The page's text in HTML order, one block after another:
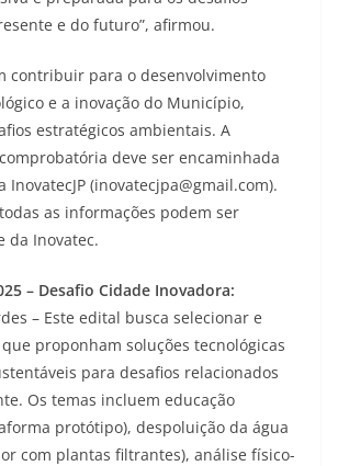
e do futuro”, afirmou.
contribuir para o desenvolvimento
e a inovação do Município,
estratégicos ambientais. A
deve ser encaminhada
InovatecJP (inovatecjpa@gmail.com).
as informações podem ser
da Inovatec.
– Desafio Cidade Inovadora:
– Este edital busca selecionar e
proponham soluções tecnológicas
para desafios relacionados
Os temas incluem educação
protótipo), despoluição da água
com plantas filtrantes), análise físico-